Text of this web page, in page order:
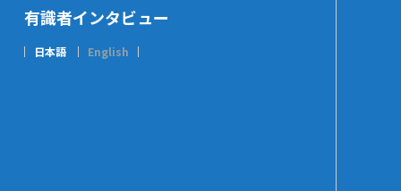
有識者インタビュー
日本語 English